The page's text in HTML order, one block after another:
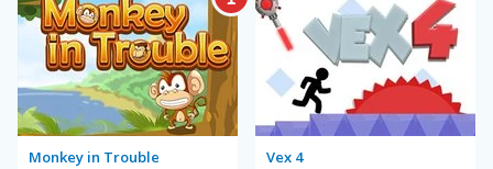
Monkey in Trouble Vex 4